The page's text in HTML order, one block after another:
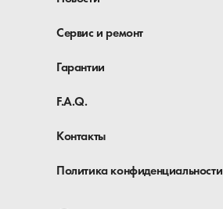
Сервис и ремонт
Гарантии
F.A.Q.
Контакты
Политика конфиденциальности